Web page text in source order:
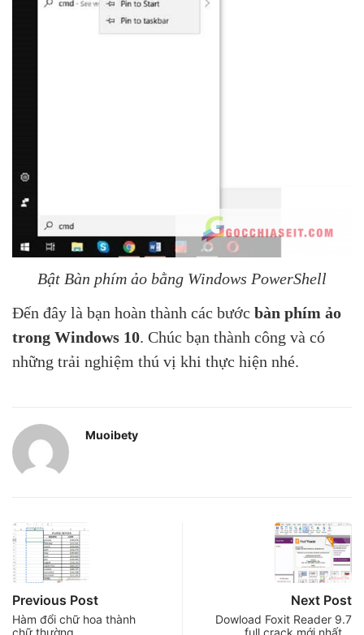
Bật Bàn phím ảo bằng Windows PowerShell
Đến đây là bạn hoàn thành các bước bàn phím ảo
trong Windows 10. Chúc bạn thành công và có
những trải nghiệm thú vị khi thực hiện nhé.
Muoibety
Previous Post
Hàm đổi chữ hoa thành
chữ thường
Next Post
Dowload Foxit Reader 9.7
full crack mới nhất…